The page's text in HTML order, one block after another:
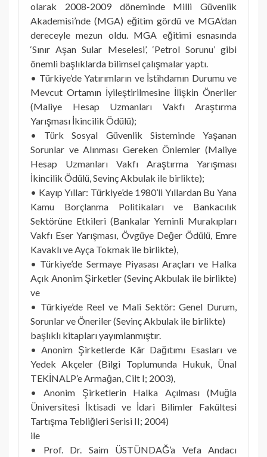
olarak 2008-2009 döneminde Milli Güvenlik
Akademisi’nde (MGA) eğitim gördü ve MGA’dan
dereceyle mezun oldu. MGA eğitimi esnasında
‘Sınır Aşan Sular Meselesi’, ‘Petrol Sorunu’ gibi
önemli başlıklarda bilimsel çalışmalar yaptı.
• Türkiye’de Yatırımların ve İstihdamın Durumu ve
Mevcut Ortamın İyileştirilmesine İlişkin Öneriler
(Maliye Hesap Uzmanları Vakfı Araştırma
Yarışması İkincilik Ödülü);
• Türk Sosyal Güvenlik Sisteminde Yaşanan
Sorunlar ve Alınması Gereken Önlemler (Maliye
Hesap Uzmanları Vakfı Araştırma Yarışması
İkincilik Ödülü, Sevinç Akbulak ile birlikte);
• Kayıp Yıllar: Türkiye’de 1980’li Yıllardan Bu Yana
Kamu Borçlanma Politikaları ve Bankacılık
Sektörüne Etkileri (Bankalar Yeminli Murakıpları
Vakfı Eser Yarışması, Övgüye Değer Ödülü, Emre
Kavaklı ve Ayça Tokmak ile birlikte),
• Türkiye’de Sermaye Piyasası Araçları ve Halka
Açık Anonim Şirketler (Sevinç Akbulak ile birlikte)
ve
• Türkiye’de Reel ve Mali Sektör: Genel Durum,
Sorunlar ve Öneriler (Sevinç Akbulak ile birlikte)
başlıklı kitapları yayımlanmıştır.
• Anonim Şirketlerde Kâr Dağıtımı Esasları ve
Yedek Akçeler (Bilgi Toplumunda Hukuk, Ünal
TEKİNALP’e Armağan, Cilt I; 2003),
• Anonim Şirketlerin Halka Açılması (Muğla
Üniversitesi İktisadi ve İdari Bilimler Fakültesi
Tartışma Tebliğleri Serisi II; 2004)
ile
• Prof. Dr. Saim ÜSTÜNDAĞ’a Vefa Andacı